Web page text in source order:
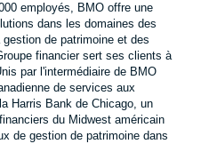
employés, BMO offre une
dans les domaines des
de patrimoine et des
financier sert ses clients à
par l'intermédiaire de BMO
de services aux
Harris Bank de Chicago, un
du Midwest américain
de gestion de patrimoine dans